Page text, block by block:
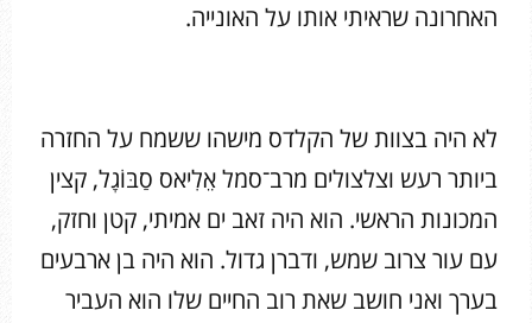
האחרונה שראיתי אותו על האונייה.
לא היה בצוות של הקלדס מישהו ששמח על החזרה
ביותר רעש וצלצולים מרב־סמל אֵלִיאס סַבּוֹגָל, קצין
המכונות הראשי. הוא היה זאב ים אמיתי, קטן וחזק,
עם עור צרוב שמש, ודברן גדול. הוא היה בן ארבעים
בערך ואני חושב שאת רוב החיים שלו הוא העביר